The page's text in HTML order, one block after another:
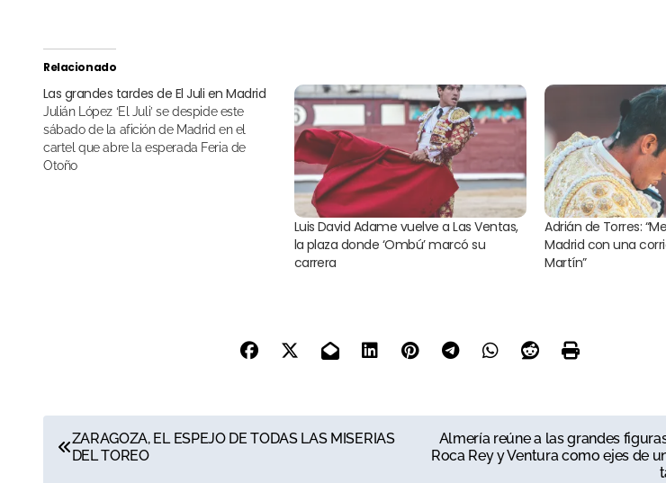
Relacionado
Las grandes tardes de El Juli en Madrid
Julián López ‘El Juli’ se despide este
sábado de la afición de Madrid en el
cartel que abre la esperada Feria de
Otoño
Luis David Adame vuelve a Las Ventas,
la plaza donde ‘Ombú’ marcó su
carrera
Adrián de Torres:
Madrid con una
Martín”
N ZARAGOZA, EL ESPEJO DE TODAS LAS MISERIAS
DEL TOREO
Almería reúne a las grandes
Roca Rey y Ventura como ejes de